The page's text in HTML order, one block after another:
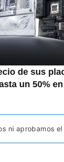
de sus
un 50% en
ni aprobamos